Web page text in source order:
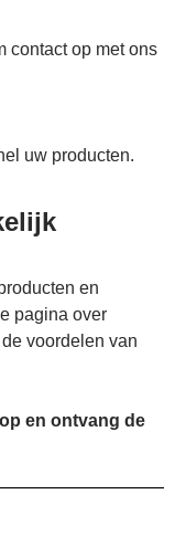
contact op met ons
uw producten.
en
pagina over
voordelen van
en ontvang de